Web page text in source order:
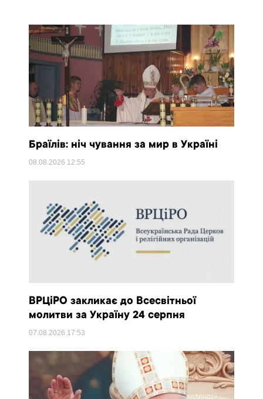
Браїлів: ніч чування за мир в Україні
08.08.2026 12:55
ВРЦіРО закликає до Всесвітньої
молитви за Україну 24 серпня
07.08.2026 17:53